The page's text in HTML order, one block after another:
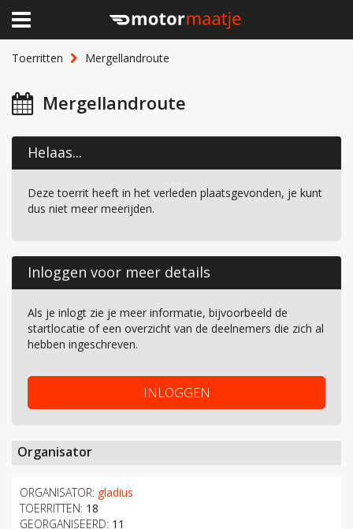
Toerritten Mergellandroute
Mergellandroute
Helaas...
Deze toerrit heeft in het verleden plaatsgevonden, je kunt
dus niet meer meerijden.
Inloggen voor meer details
Als je inlogt zie je meer informatie, bijvoorbeeld de
startlocatie of een overzicht van de deelnemers die zich al
hebben ingeschreven.
INLOGGEN
Organisator
ORGANISATOR: gladius
TOERRITTEN: 18
GEORGANISEERD: 11
×
Home
Clubhuis
Lid worden
Over Motormaatje